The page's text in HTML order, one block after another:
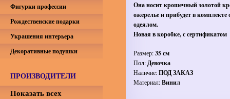
Она носит крошечный золотой
ожерелье и прибудет в комплекте
одеялом.
Новая в коробке, с сертификатом
Размер:35 см
Пол:Девочка
Наличие:ПОД ЗАКАЗ
Материал:Винил
Фигурки профессии
Рождественские подарки
Украшения интерьера
Декоративные подушки
ПРОИЗВОДИТЕЛИ
Показать всех